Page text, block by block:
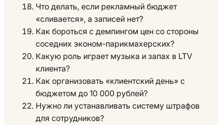
Что делать, если рекламный бюджет
«сливается», а записей нет?
Как бороться с демпингом цен со стороны
соседних эконом-парикмахерских?
Какую роль играет музыка и запах в LTV
клиента?
Как организовать «клиентский день» с
бюджетом до 10 000 рублей?
Нужно ли устанавливать систему штрафов
для сотрудников?